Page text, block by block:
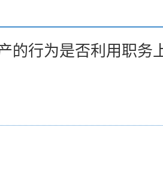
的行为是否利用职务